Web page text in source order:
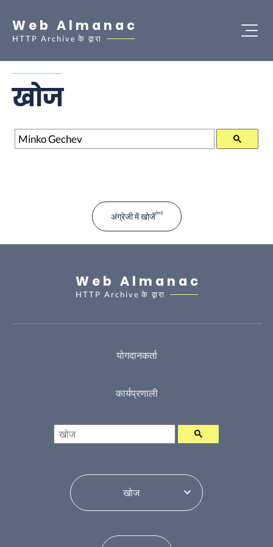
Web Almanac
HTTP Archive के द्वारा
खोज
खोज
अंग्रेजी में खोजें
Web Almanac
HTTP Archive के द्वारा
योगदानकर्ता
कार्यप्रणाली
खोज
विषय सूची परिवर्तन करें